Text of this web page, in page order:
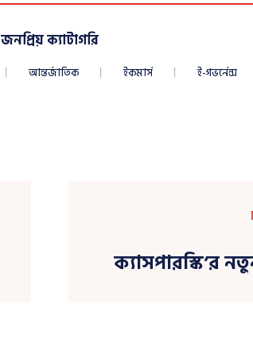
জনপ্রিয় ক্যাটাগরি
আন্তর্জাতিক ইকমার্স ই-গভর্নেন্স
ক্যাসপারস্কি’র